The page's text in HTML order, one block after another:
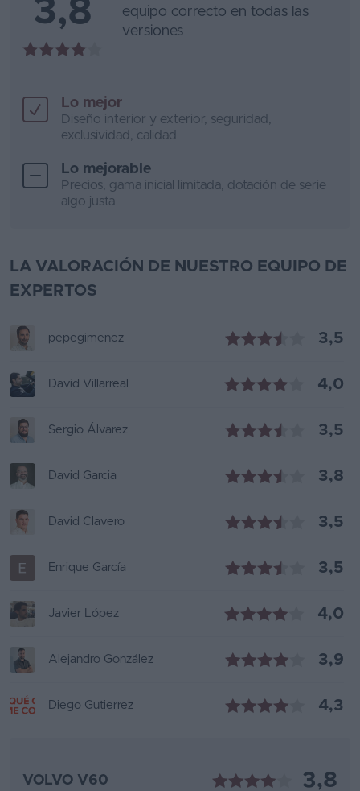
3,8
equipo correcto en todas las
versiones
Lo mejor
Diseño interior y exterior, seguridad,
exclusividad, calidad
Lo mejorable
Precios, gama inicial limitada, dotación de serie
algo justa
LA VALORACIÓN DE NUESTRO EQUIPO DE
EXPERTOS
pepegimenez 3,5
David Villarreal 4,0
Sergio Álvarez 3,5
David Garcia 3,8
David Clavero 3,5
Enrique García 3,5
Javier López 4,0
Alejandro González 3,9
Diego Gutierrez 4,3
VOLVO V60 3,8